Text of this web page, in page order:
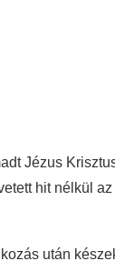
Jézus
hit nélkül az
után